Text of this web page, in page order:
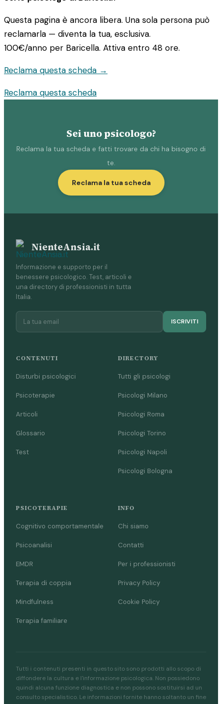
Questa pagina è ancora libera. Una sola persona può
reclamarla — diventa la tua, esclusiva.
100€/anno per Baricella. Attiva entro 48 ore.
Reclama questa scheda →
Reclama questa scheda
Sei uno psicologo?
Reclama la tua scheda e fatti trovare da chi ha bisogno di
te.
Reclama la tua scheda
NienteAnsia.it
Informazione e supporto per il
benessere psicologico. Test, articoli e
una directory di professionisti in tutta
Italia.
ISCRIVITI
CONTENUTI
Disturbi psicologici
Psicoterapie
Articoli
Glossario
Test
DIRECTORY
Tutti gli psicologi
Psicologi Milano
Psicologi Roma
Psicologi Torino
Psicologi Napoli
Psicologi Bologna
PSICOTERAPIE
Cognitivo comportamentale
Psicoanalisi
EMDR
Terapia di coppia
Mindfulness
Terapia familiare
INFO
Chi siamo
Contatti
Per i professionisti
Privacy Policy
Cookie Policy
Tutti i contenuti presenti in questo sito sono prodotti allo scopo di
diffondere la cultura e l'informazione psicologica. Non possiedono
quindi alcuna funzione diagnostica e non possono sostituirsi ad un
consulto specialistico. Le informazioni fornite hanno soltanto un fine